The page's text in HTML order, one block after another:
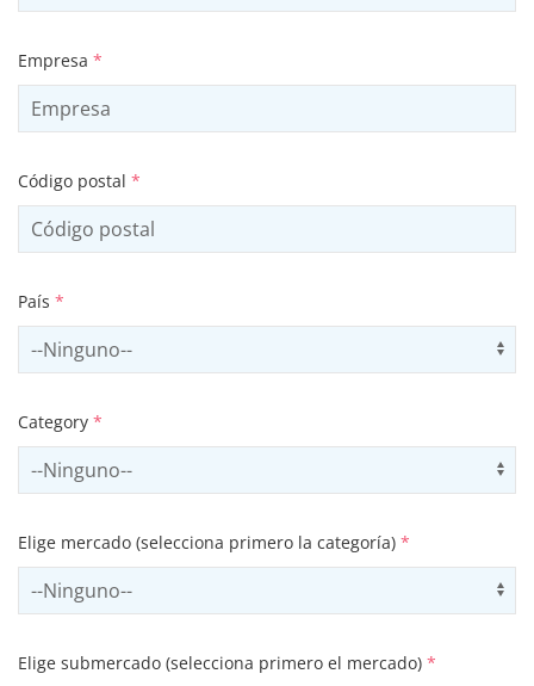
Empresa *
Código postal *
País *
Select country
Category *
Select contactCategory
Elige mercado (selecciona primero la categoría) *
Select sector
Elige submercado (selecciona primero el mercado) *